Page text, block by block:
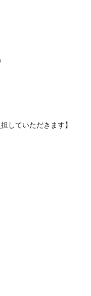
していただきます】